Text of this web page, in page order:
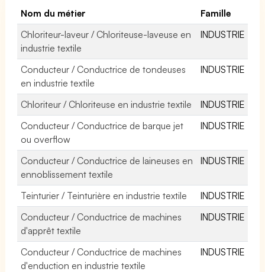
Nom du métier
Famille
Chloriteur-laveur / Chloriteuse-laveuse en
industrie textile
INDUSTRIE
Conducteur / Conductrice de tondeuses
en industrie textile
INDUSTRIE
Chloriteur / Chloriteuse en industrie textile
INDUSTRIE
Conducteur / Conductrice de barque jet
ou overflow
INDUSTRIE
Conducteur / Conductrice de laineuses en
ennoblissement textile
INDUSTRIE
Teinturier / Teinturière en industrie textile
INDUSTRIE
Conducteur / Conductrice de machines
d'apprêt textile
INDUSTRIE
Conducteur / Conductrice de machines
d'enduction en industrie textile
INDUSTRIE